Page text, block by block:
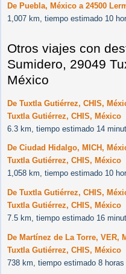
De Puebla, México a 24500
1,007 km, tiempo estimado 10
Otros viajes con
Sumidero, 29049
México
De Tuxtla Gutiérrez, CHIS,
Tuxtla Gutiérrez, CHIS, México
6.3 km, tiempo estimado 14
De Ciudad Hidalgo, MICH,
Tuxtla Gutiérrez, CHIS, México
1,058 km, tiempo estimado 10
De Tuxtla Gutiérrez, CHIS,
Tuxtla Gutiérrez, CHIS, México
7.5 km, tiempo estimado 16
De Martínez de La Torre, VER,
Tuxtla Gutiérrez, CHIS, México
738 km, tiempo estimado 8